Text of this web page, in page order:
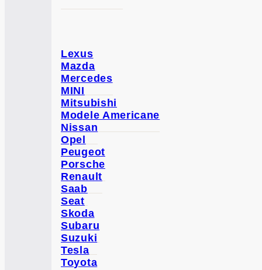
Lexus
Mazda
Mercedes
MINI
Mitsubishi
Modele Americane
Nissan
Opel
Peugeot
Porsche
Renault
Saab
Seat
Skoda
Subaru
Suzuki
Tesla
Toyota